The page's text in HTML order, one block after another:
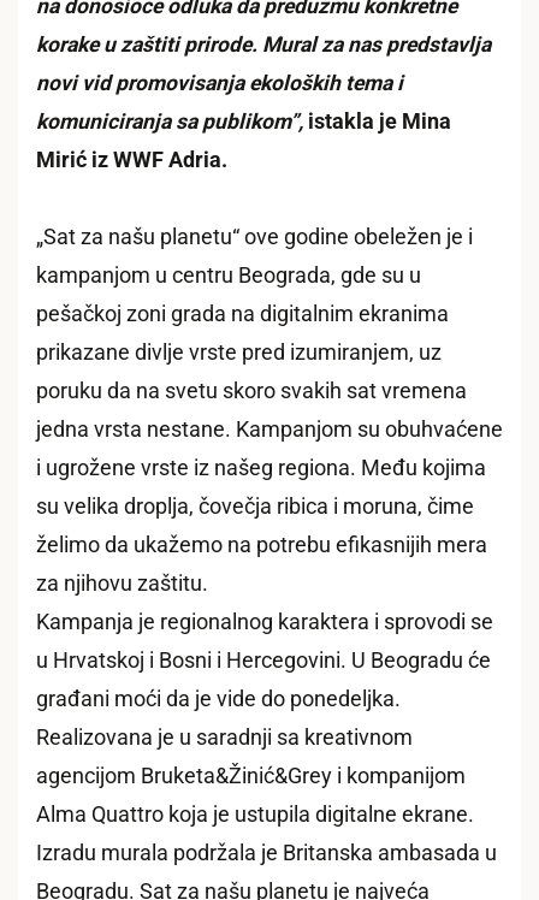
na donosioce odluka da preduzmu konkretne
korake u zaštiti prirode. Mural za nas predstavlja
novi vid promovisanja ekoloških tema i
komuniciranja sa publikom”, istakla je Mina
Mirić iz WWF Adria.
„Sat za našu planetu“ ove godine obeležen je i
kampanjom u centru Beograda, gde su u
pešačkoj zoni grada na digitalnim ekranima
prikazane divlje vrste pred izumiranjem, uz
poruku da na svetu skoro svakih sat vremena
jedna vrsta nestane. Kampanjom su obuhvaćene
i ugrožene vrste iz našeg regiona. Među kojima
su velika droplja, čovečja ribica i moruna, čime
želimo da ukažemo na potrebu efikasnijih mera
za njihovu zaštitu.
Kampanja je regionalnog karaktera i sprovodi se
u Hrvatskoj i Bosni i Hercegovini. U Beogradu će
građani moći da je vide do ponedeljka.
Realizovana je u saradnji sa kreativnom
agencijom Bruketa&Žinić&Grey i kompanijom
Alma Quattro koja je ustupila digitalne ekrane.
Izradu murala podržala je Britanska ambasada u
Beogradu. Sat za našu planetu je najveća